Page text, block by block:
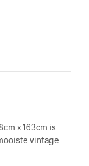
x 163cm is
vintage